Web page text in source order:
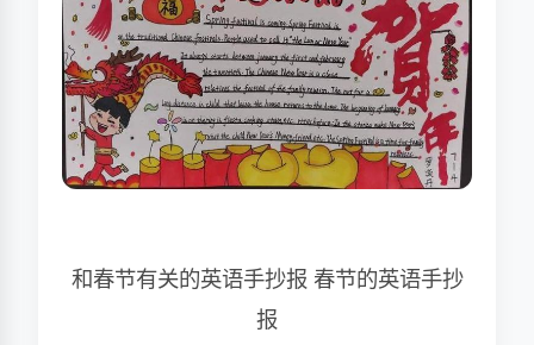
和春节有关的英语手抄报 春节的英语手抄
报